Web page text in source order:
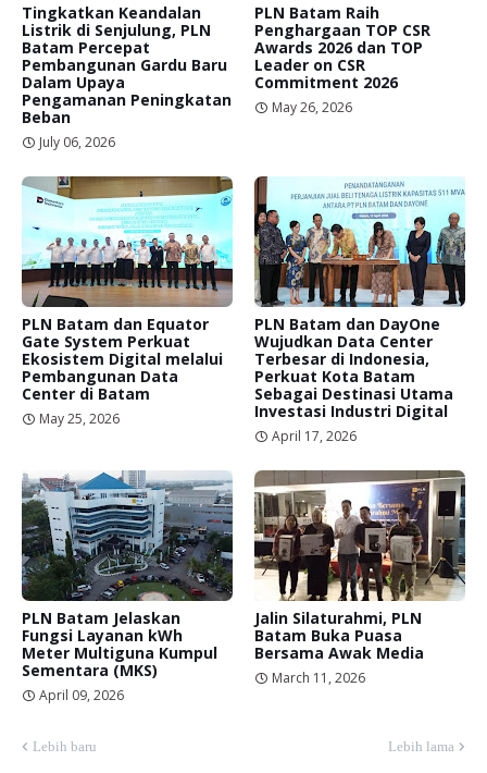
Tingkatkan Keandalan
Listrik di Senjulung, PLN
Batam Percepat
Pembangunan Gardu Baru
Dalam Upaya
Pengamanan Peningkatan
Beban
July 06, 2026
PLN Batam Raih
Penghargaan TOP CSR
Awards 2026 dan TOP
Leader on CSR
Commitment 2026
May 26, 2026
PLN Batam dan Equator
Gate System Perkuat
Ekosistem Digital melalui
Pembangunan Data
Center di Batam
May 25, 2026
PLN Batam dan DayOne
Wujudkan Data Center
Terbesar di Indonesia,
Perkuat Kota Batam
Sebagai Destinasi Utama
Investasi Industri Digital
April 17, 2026
PLN Batam Jelaskan
Fungsi Layanan kWh
Meter Multiguna Kumpul
Sementara (MKS)
April 09, 2026
Jalin Silaturahmi, PLN
Batam Buka Puasa
Bersama Awak Media
March 11, 2026
Lebih baru Lebih lama